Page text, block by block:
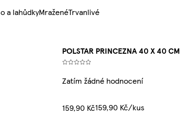
a lahůdkyMraženéTrvanlivé
POLSTAR PRINCEZNA 40 X 40 CM
Zatím žádné hodnocení
159,90 Kč159,90 Kč/kus